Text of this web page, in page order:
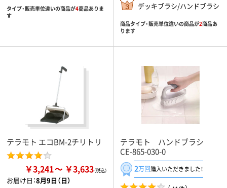
タイプ・販売単位違いの商品が4商品ありま
す
デッキブラシ/ハンドブラシ
商品タイプ・販売単位違いの商品が2商品あ
ります
テラモト エコBM-2チリトリ
￥3,241 ￥3,633
お届け日：8月9日（日）
テラモト ハンドブラシ
CE-865-030-0
2万回購入いただきました！